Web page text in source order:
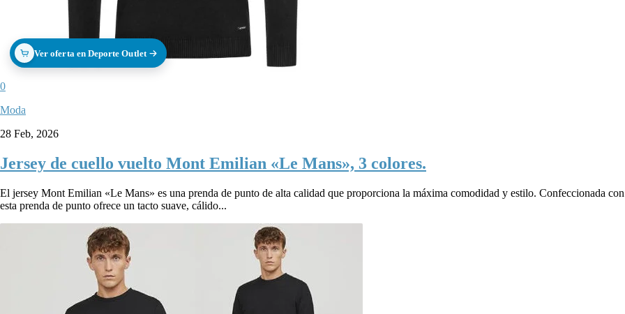
Ver oferta en Deporte Outlet
0
Moda
28 Feb, 2026
Jersey de cuello vuelto Mont Emilian «Le Mans», 3 colores.
El jersey Mont Emilian «Le Mans» es una prenda de punto de alta calidad que proporciona la máxima comodidad y estilo. Confeccionada
esta prenda de punto ofrece un tacto suave, cálido...